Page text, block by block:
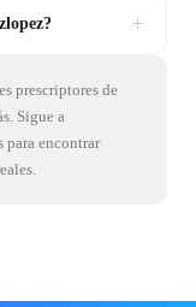
+
prescriptores de
Sigue a
para encontrar